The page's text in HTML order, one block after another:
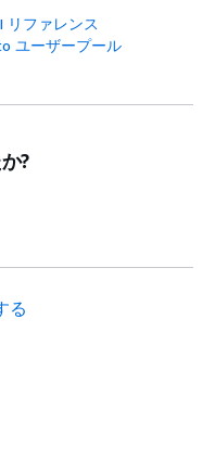
リファレンス
ユーザープール
?
る